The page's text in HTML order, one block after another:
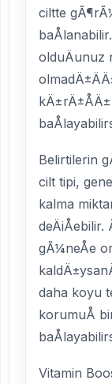
ciltte
Belirtilerin
cilt tipi,
kalma
gÃ¼neÅe
daha koyu
korumuÅ
Vitamin